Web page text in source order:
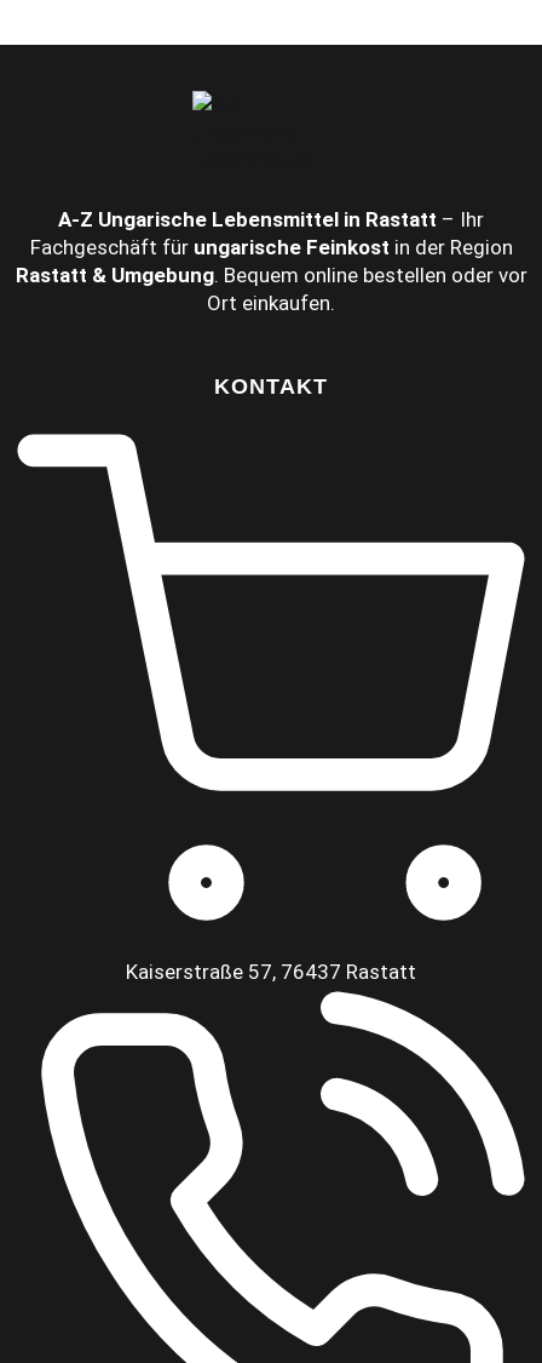
A‑Z Ungarische Lebensmittel in Rastatt – Ihr
Fachgeschäft für ungarische Feinkost in der Region
Rastatt & Umgebung. Bequem online bestellen oder vor
Ort einkaufen.
KONTAKT
Kaiserstraße 57, 76437 Rastatt